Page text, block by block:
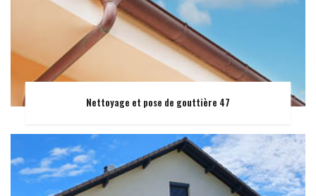
Nettoyage et pose de gouttière 47